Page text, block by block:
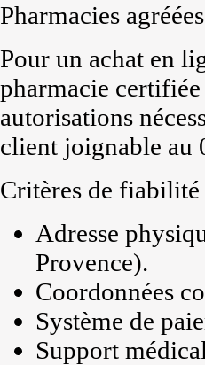
Pharmacies agréées
Pour un achat en
pharmacie certifiée
autorisations
client joignable au
Critères de fiabilité
Adresse
Provence).
Coordonnées
Système de
Support